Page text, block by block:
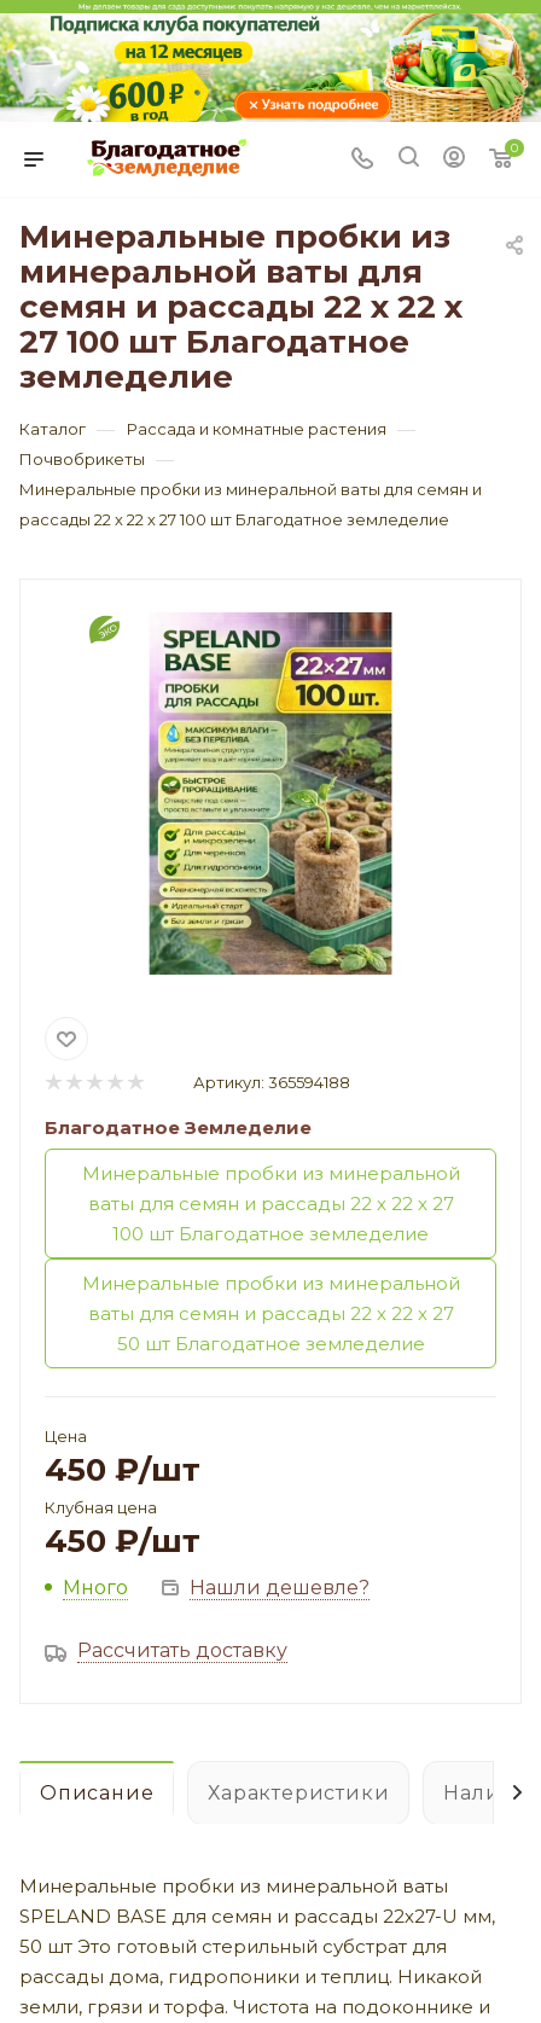
0
Минеральные пробки из
минеральной ваты для
семян и рассады 22 х 22 х
27 100 шт Благодатное
земледелие
Каталог — Рассада и комнатные растения —
Почвобрикеты —
Минеральные пробки из минеральной ваты для семян и
рассады 22 х 22 х 27 100 шт Благодатное земледелие
Артикул: 365594188
Благодатное Земледелие
Минеральные пробки из минеральной
ваты для семян и рассады 22 х 22 х 27
100 шт Благодатное земледелие
Минеральные пробки из минеральной
ваты для семян и рассады 22 х 22 х 27
50 шт Благодатное земледелие
Цена
450 ₽/шт
Клубная цена
450 ₽/шт
Много Нашли дешевле?
Рассчитать доставку
Описание Характеристики
Минеральные пробки из минеральной ваты
SPELAND BASE для семян и рассады 22х27-U мм,
50 шт Это готовый стерильный субстрат для
рассады дома, гидропоники и теплиц. Никакой
земли, грязи и торфа. Чистота на подоконнике и